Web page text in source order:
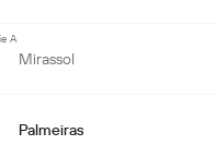
A
Mirassol
Palmeiras